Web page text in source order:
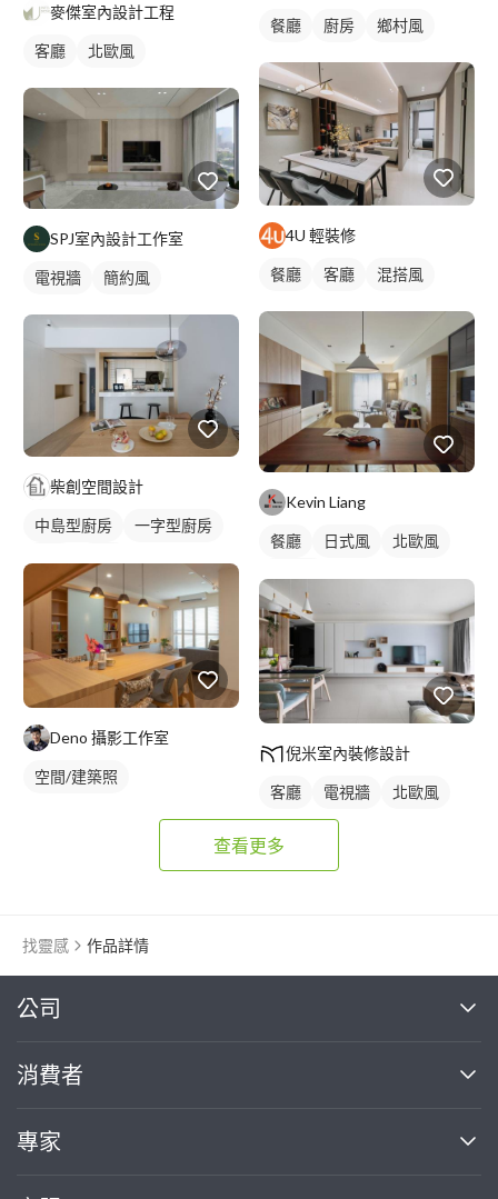
麥傑室內設計工程
客廳 北歐風
SPJ室內設計工作室
電視牆 簡約風
柴創空間設計
中島型廚房
一字型廚房
Deno 攝影工作室
空間/建築照
餐廳 廚房 鄉村風
4U 輕裝修
餐廳 客廳 混搭風
Kevin Liang
餐廳 日式風
北歐風
混搭風
倪米室內裝修設計
客廳 電視牆 北歐風
查看更多
找靈感 作品詳情
公司
關於我們
部落格
消費者
買服務
專家
繼續完成